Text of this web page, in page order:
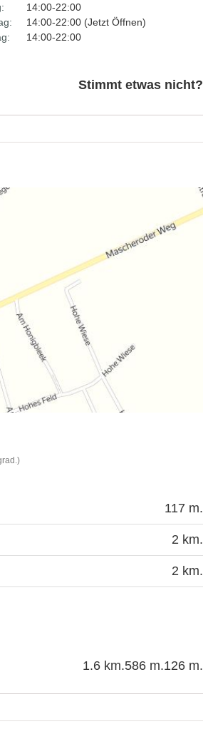
14:00-22:00
14:00-22:00 (Jetzt Öffnen)
14:00-22:00
Stimmt etwas nicht?
117 m.
2 km.
2 km.
126 m.
586 m.
1.6 km.